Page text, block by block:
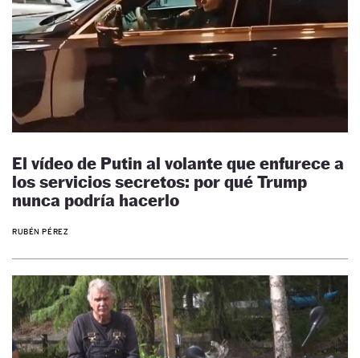
El vídeo de Putin al volante que enfurece a
los servicios secretos: por qué Trump
nunca podría hacerlo
RUBÉN PÉREZ